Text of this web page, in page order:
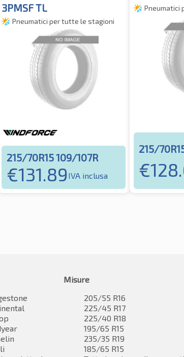
3PMSF TL
Pneumatici per tutte le stagioni
215/70R15 109/107R
€131.89IVA inclusa
Pneumatici
215/
€
Misure
205/55 R16
225/45 R17
225/40 R18
195/65 R15
235/35 R19
185/65 R15